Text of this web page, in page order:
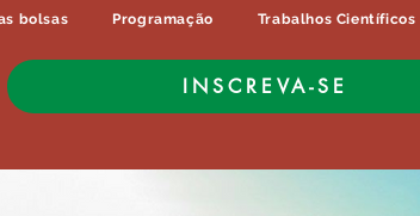
bolsas Programação Trabalhos Científicos
INSCREVA-SE